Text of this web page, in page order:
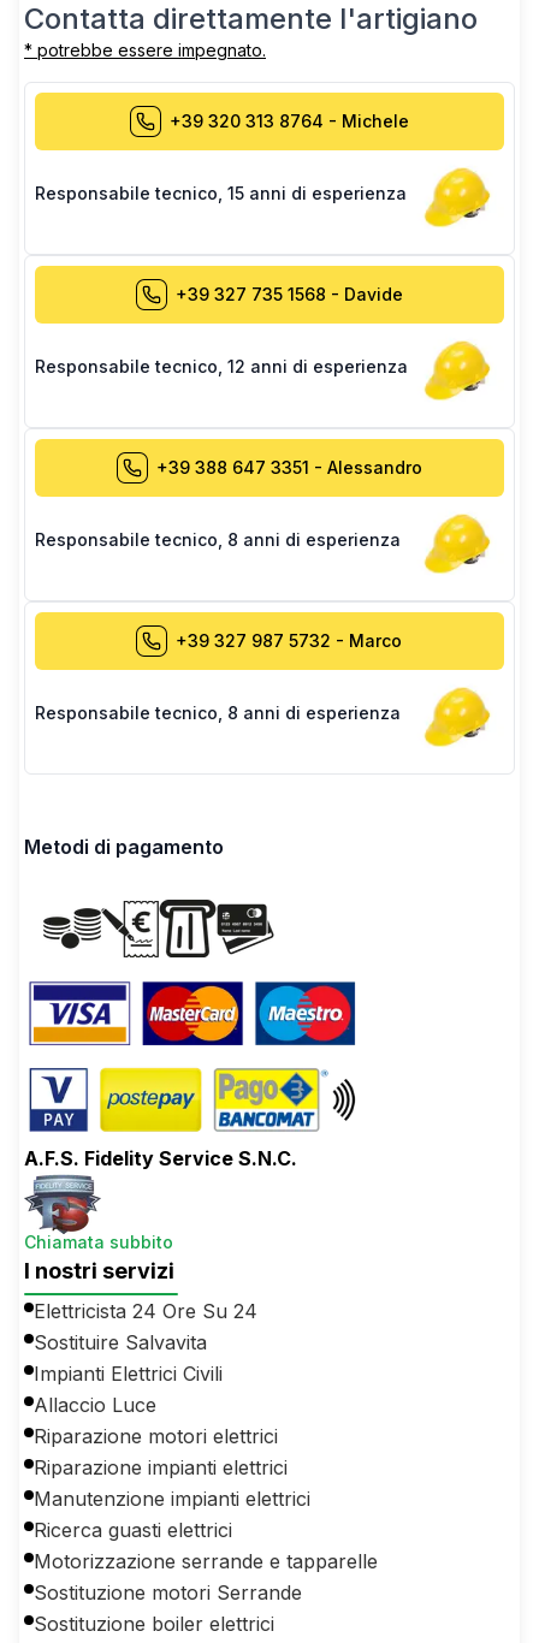
Contatta direttamente l'artigiano
* potrebbe essere impegnato.
+39 320 313 8764 - Michele
Responsabile tecnico 15 anni di esperienza
+39 327 735 1568 - Davide
Responsabile tecnico 12 anni di esperienza
+39 388 647 3351 - Alessandro
Responsabile tecnico 8 anni di esperienza
+39 327 987 5732 - Marco
Responsabile tecnico 8 anni di esperienza
Metodi di pagamento
A.F.S. Fidelity Service S.N.C.
Chiamata subbito
I nostri servizi
Elettricista 24 Ore Su 24
Sostituire Salvavita
Impianti Elettrici Civili
Allaccio Luce
Riparazione motori elettrici
Riparazione impianti elettrici
Manutenzione impianti elettrici
Ricerca guasti elettrici
Motorizzazione serrande e tapparelle
Sostituzione motori Serrande
Sostituzione boiler elettrici